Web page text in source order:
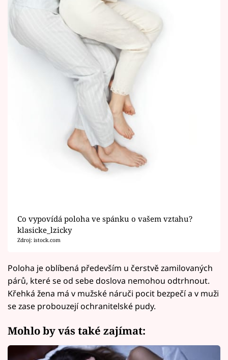
Co vypovídá poloha ve spánku o vašem vztahu?
klasicke_lzicky
Zdroj: istock.com
Poloha je oblíbená především u čerstvě zamilovaných
párů, které se od sebe doslova nemohou odtrhnout.
Křehká žena má v mužské náruči pocit bezpečí a v muži
se zase probouzejí ochranitelské pudy.
Mohlo by vás také zajímat: